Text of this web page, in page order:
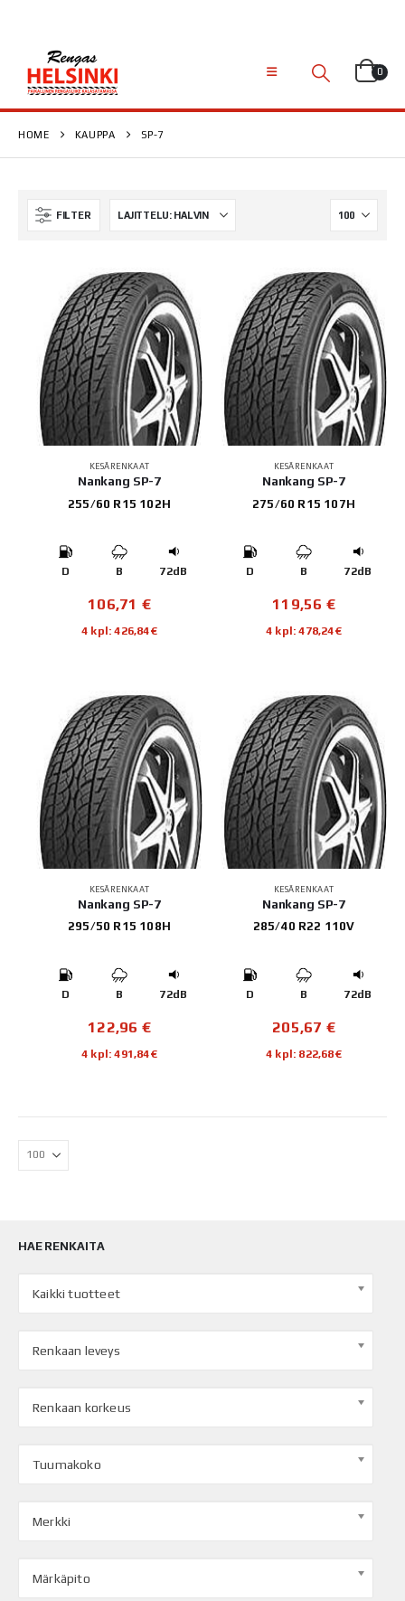
0
HOME KAUPPA SP-7
FILTER
KESÄRENKAAT
Nankang SP-7
255/60 R15 102H
D B 72dB
106,71 €
4 kpl: 426,84€
KESÄRENKAAT
Nankang SP-7
275/60 R15 107H
D B 72dB
119,56 €
4 kpl: 478,24€
KESÄRENKAAT
Nankang SP-7
295/50 R15 108H
D B 72dB
122,96 €
4 kpl: 491,84€
KESÄRENKAAT
Nankang SP-7
285/40 R22 110V
D B 72dB
205,67 €
4 kpl: 822,68€
HAE RENKAITA
Kaikki tuotteet
Renkaan leveys
Renkaan korkeus
Tuumakoko
Merkki
Märkäpito